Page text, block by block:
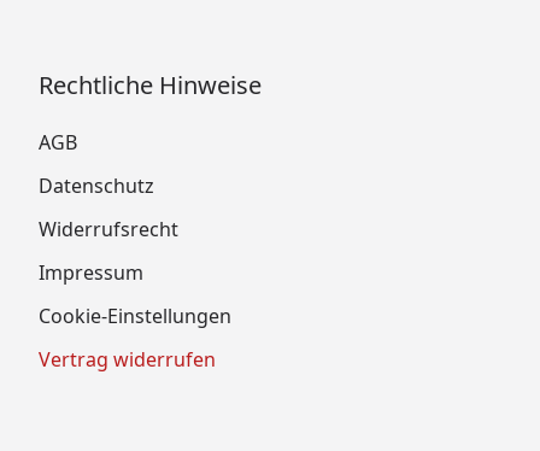
Rechtliche Hinweise
AGB
Datenschutz
Widerrufsrecht
Impressum
Cookie-Einstellungen
Vertrag widerrufen